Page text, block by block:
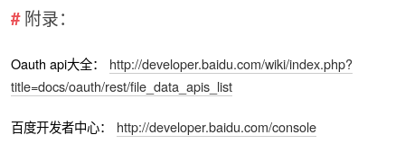
附录：
Oauth api大全：
http://developer.baidu.com/wiki/index.php?
title=docs/oauth/rest/file_data_apis_list
百度开发者中心： http://developer.baidu.com/console